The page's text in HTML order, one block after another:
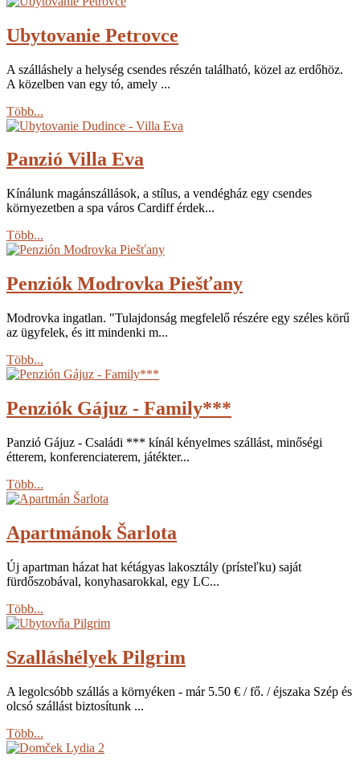
Ubytovanie Petrovce
A szálláshely a helység csendes részén található, közel az erdőhöz.
A közelben van egy tó, amely ...
Több...
Panzió Villa Eva
Kínálunk magánszállások, a stílus, a vendégház egy csendes
környezetben a spa város Cardiff érdek...
Több...
Penziók Modrovka Piešťany
Modrovka ingatlan. "Tulajdonság megfelelő részére egy széles körű
az ügyfelek, és itt mindenki m...
Több...
Penziók Gájuz - Family***
Panzió Gájuz - Családi *** kínál kényelmes szállást, minőségi
étterem, konferenciaterem, játékter...
Több...
Apartmánok Šarlota
Új apartman házat hat kétágyas lakosztály (prísteľku) saját
fürdőszobával, konyhasarokkal, egy LC...
Több...
Szalláshélyek Pilgrim
A legolcsóbb szállás a környéken - már 5.50 € / fő. / éjszaka Szép és
olcsó szállást biztosítunk ...
Több...